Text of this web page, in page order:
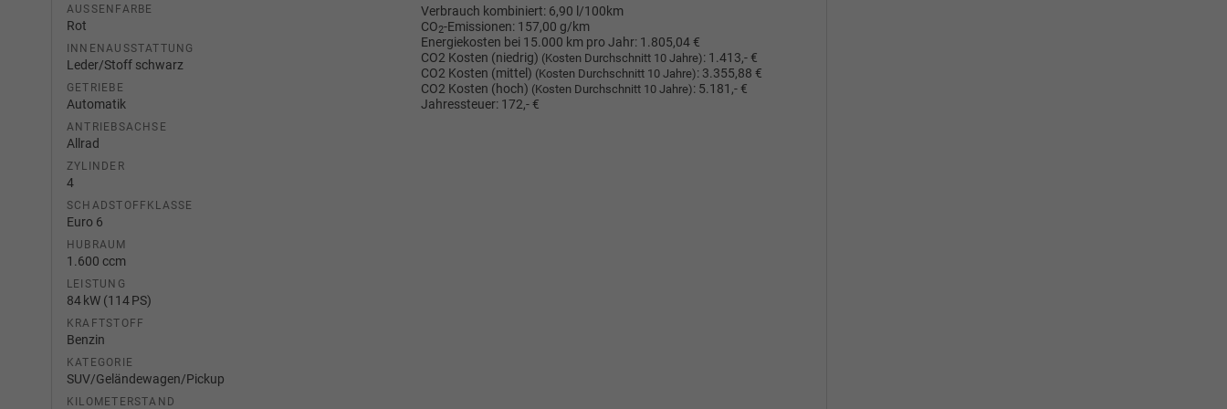
AUSSENFARBE
Rot
INNENAUSSTATTUNG
Leder/Stoff schwarz
GETRIEBE
Automatik
ANTRIEBSACHSE
Allrad
ZYLINDER
4
SCHADSTOFFKLASSE
Euro 6
HUBRAUM
1.600 ccm
LEISTUNG
84 kW (114 PS)
KRAFTSTOFF
Benzin
KATEGORIE
SUV/Geländewagen/Pickup
KILOMETERSTAND
Verbrauch kombiniert: 6,90 l/100km
CO2-Emissionen: 157,00 g/km
Energiekosten bei 15.000 km pro Jahr: 1.805,04 €
CO2 Kosten (niedrig) (Kosten Durchschnitt 10 Jahre): 1.413,- €
CO2 Kosten (mittel) (Kosten Durchschnitt 10 Jahre): 3.355,88 €
CO2 Kosten (hoch) (Kosten Durchschnitt 10 Jahre): 5.181,- €
Jahressteuer: 172,- €